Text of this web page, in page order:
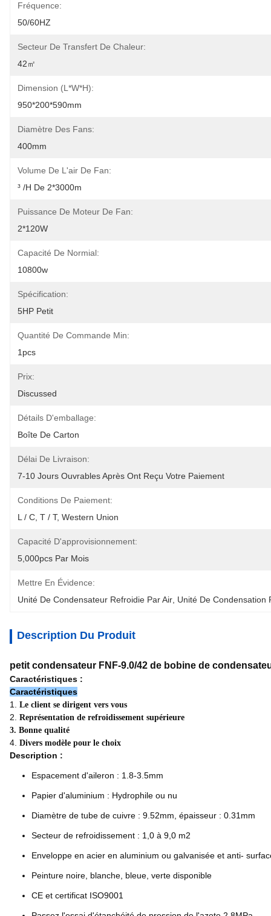
Fréquence:
50/60HZ
Secteur De Transfert De Chaleur:
42㎡
Dimension (L*W*H):
950*200*590mm
Diamètre Des Fans:
400mm
Volume De L'air De Fan:
³ /h De 2*3000m
Puissance De Moteur De Fan:
2*120W
Capacité De Normial:
10800w
Spécification:
5HP Petit
Quantité De Commande Min:
1pcs
Prix:
Discussed
Détails D'emballage:
Boîte De Carton
Délai De Livraison:
7-10 Jours Ouvrables Après Ont Reçu Votre Paiement
Conditions De Paiement:
L / C, T / T, Western Union
Capacité D'approvisionnement:
5,000pcs Par Mois
Mettre En Évidence:
Unité De Condensateur Refroidie Par Air Unité De Condensation
Description Du Produit
petit condensateur FNF-9.0/42 de bobine de
Caractéristiques :
Caractéristiques
1. Le client se dirigent vers vous
2. Représentation de refroidissement supérieure
3. Bonne qualité
4. Divers modèle pour le choix
Description :
Espacement d'aileron : 1.8-3.5mm
Papier d'aluminium : Hydrophile ou nu
Diamètre de tube de cuivre : 9.52mm, épaisseur : 0.31mm
Secteur de refroidissement : 1,0 à 9,0 m2
Enveloppe en acier en aluminium ou galvanisée et anti-
Peinture noire, blanche, bleue, verte disponible
CE et certificat ISO9001